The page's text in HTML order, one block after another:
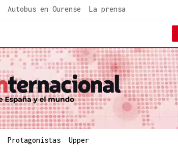
Autobus en Ourense La prensa
Protagonistas Upper